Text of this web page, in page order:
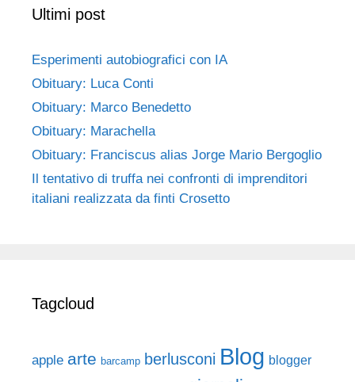
Ultimi post
Esperimenti autobiografici con IA
Obituary: Luca Conti
Obituary: Marco Benedetto
Obituary: Marachella
Obituary: Franciscus alias Jorge Mario Bergoglio
Il tentativo di truffa nei confronti di imprenditori
italiani realizzata da finti Crosetto
Tagcloud
apple arte barcamp berlusconi Blog blogger